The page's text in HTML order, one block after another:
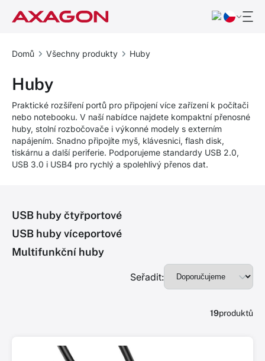
Domů Všechny produkty Huby
Huby
Praktické rozšíření portů pro připojení více zařízení k počítači
nebo notebooku. V naší nabídce najdete kompaktní přenosné
huby, stolní rozbočovače i výkonné modely s externím
napájením. Snadno připojíte myš, klávesnici, flash disk,
tiskárnu a další periferie. Podporujeme standardy USB 2.0,
USB 3.0 i USB4 pro rychlý a spolehlivý přenos dat.
USB huby čtyřportové
USB huby víceportové
Multifunkční huby
Seřadit:
19produktů